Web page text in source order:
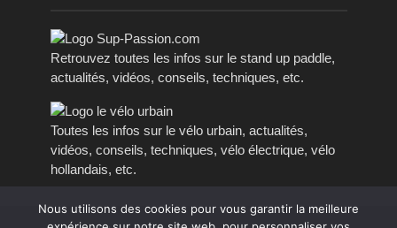
Retrouvez toutes les infos sur le stand up paddle,
actualités, vidéos, conseils, techniques, etc.
Toutes les infos sur le vélo urbain, actualités,
vidéos, conseils, techniques, vélo électrique, vélo
hollandais, etc.
Nous utilisons des cookies pour vous garantir la meilleure